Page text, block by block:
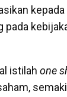
kepada
istilah one